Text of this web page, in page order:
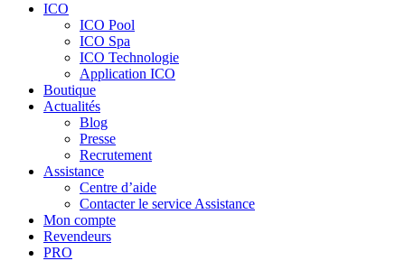
ICO
ICO Pool
ICO Spa
ICO Technologie
Application ICO
Boutique
Actualités
Blog
Presse
Recrutement
Assistance
Centre d’aide
Contacter le service Assistance
Mon compte
Revendeurs
PRO